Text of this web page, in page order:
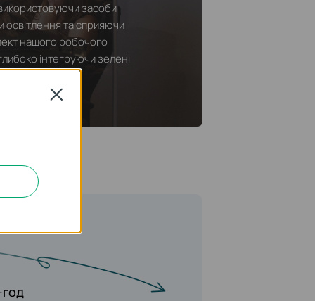
засоби
та сприяючи
нашого робочого
інтегруючи зелені
год
Close